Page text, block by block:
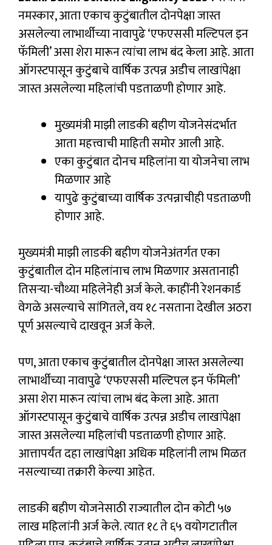
नमस्कार, आता एकाच कुटुंबातील दोनपेक्षा जास्त
असलेल्या लाभार्थीच्या नावापुढे ‘एफएससी मल्टिपल इन
फॅमिली’ असा शेरा मारून त्यांचा लाभ बंद केला आहे. आता
ऑगस्टपासून कुटुंबाचे वार्षिक उत्पन्न अडीच लाखांपेक्षा
जास्त असलेल्या महिलांची पडताळणी होणार आहे.
मुख्यमंत्री माझी लाडकी बहीण योजनेसंदर्भात
आता महत्त्वाची माहिती समोर आली आहे.
एका कुटुंबात दोनच महिलांना या योजनेचा लाभ
मिळणार आहे
यापुढे कुटुंबाच्या वार्षिक उत्पन्नाचीही पडताळणी
होणार आहे.
मुख्यमंत्री माझी लाडकी बहीण योजनेअंतर्गत एका
कुटुंबातील दोन महिलांनाच लाभ मिळणार असतानाही
तिसऱ्या-चौथ्या महिलेनेही अर्ज केले. काहींनी रेशनकार्ड
वेगळे असल्याचे सांगितले, वय १८ नसताना देखील अठरा
पूर्ण असल्याचे दाखवून अर्ज केले.
पण, आता एकाच कुटुंबातील दोनपेक्षा जास्त असलेल्या
लाभार्थीच्या नावापुढे ‘एफएससी मल्टिपल इन फॅमिली’
असा शेरा मारून त्यांचा लाभ बंद केला आहे. आता
ऑगस्टपासून कुटुंबाचे वार्षिक उत्पन्न अडीच लाखांपेक्षा
जास्त असलेल्या महिलांची पडताळणी होणार आहे.
आत्तापर्यंत दहा लाखांपेक्षा अधिक महिलांनी लाभ मिळत
नसल्याच्या तक्रारी केल्या आहेत.
लाडकी बहीण योजनेसाठी राज्यातील दोन कोटी ५७
लाख महिलांनी अर्ज केले. त्यात १८ ते ६५ वयोगटातील